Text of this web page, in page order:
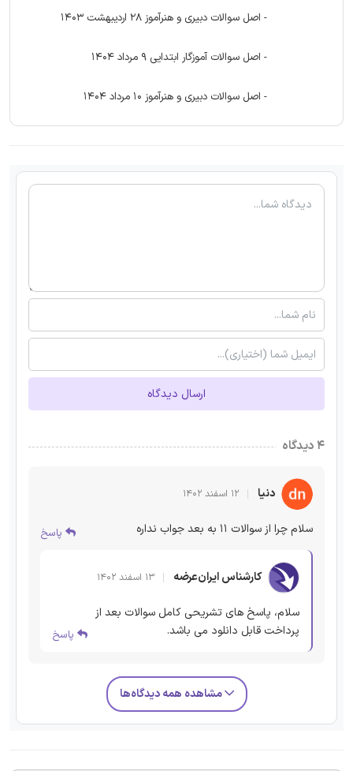
- اصل سوالات دبیری و هنرآموز 28 اردیبهشت 1403
- اصل سوالات آموزگار ابتدایی 9 مرداد 1404
- اصل سوالات دبیری و هنرآموز 10 مرداد 1404
ارسال دیدگاه
۴ دیدگاه
دنیا ۱۲ اسفند ۱۴۰۲
سلام چرا از سوالات ۱۱ به بعد جواب نداره پاسخ
کارشناس ایران‌عرضه ۱۳ اسفند ۱۴۰۲
سلام، پاسخ های تشریحی کامل سوالات بعد از
پرداخت قابل دانلود می باشد.
پاسخ
مشاهده همه دیدگاه‌ها